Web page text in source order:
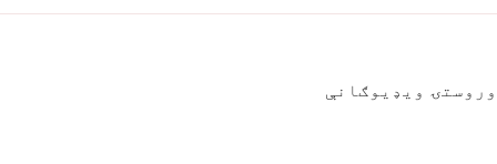
وروستۍ ویډیوګانې